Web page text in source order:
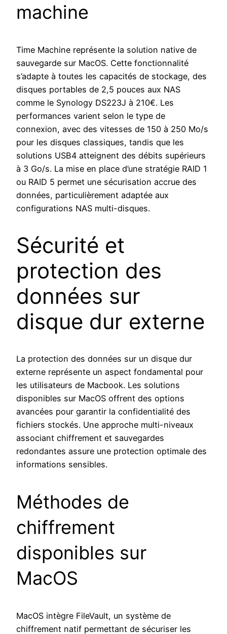
machine
Time Machine représente la solution native de
sauvegarde sur MacOS. Cette fonctionnalité
s’adapte à toutes les capacités de stockage, des
disques portables de 2,5 pouces aux NAS
comme le Synology DS223J à 210€. Les
performances varient selon le type de
connexion, avec des vitesses de 150 à 250 Mo/s
pour les disques classiques, tandis que les
solutions USB4 atteignent des débits supérieurs
à 3 Go/s. La mise en place d’une stratégie RAID 1
ou RAID 5 permet une sécurisation accrue des
données, particulièrement adaptée aux
configurations NAS multi-disques.
Sécurité et
protection des
données sur
disque dur externe
La protection des données sur un disque dur
externe représente un aspect fondamental pour
les utilisateurs de Macbook. Les solutions
disponibles sur MacOS offrent des options
avancées pour garantir la confidentialité des
fichiers stockés. Une approche multi-niveaux
associant chiffrement et sauvegardes
redondantes assure une protection optimale des
informations sensibles.
Méthodes de
chiffrement
disponibles sur
MacOS
MacOS intègre FileVault, un système de
chiffrement natif permettant de sécuriser les